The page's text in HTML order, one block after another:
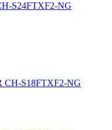
S24FTXF2-NG